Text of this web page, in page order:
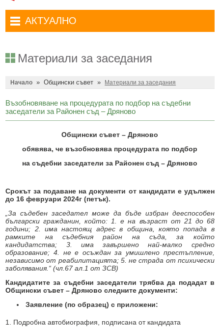
Достъп до информация
Антикорупция
Профил на купувача
Общ устройствен план
Общинско предприятие Чисто Дряново
Общинско предприятие Зелено Дряново
Финанси и бюджет
Образование
Социални дейности
Здравеопазване
Проекти по европейски програми
Туристически маршрути
Туристически информационен център
Съобщения
Материали за заседания
Начало »Общински съвет » Материали за заседания
Възобновяване на процедурата по подбор на съдебни
заседатели за Районен съд – Дряново
Общински съвет – Дряново
обявява, че възобновява процедурата по подбор
на съдебни заседатели за Районен съд – Дряново
Срокът за подаване на документи от кандидати е удължен
до 16 февруари 2024г (петък).
„За съдебен заседател може да бъде избран дееспособен
български гражданин, който: 1. е на възраст от 21 до 68
години; 2. има настоящ адрес в община, която попада в
рамките на съдебния район на съда, за който
кандидатства; 3. има завършено най-малко средно
образование; 4. не е осъждан за умишлено престъпление,
независимо от реабилитацията; 5. не страда от психически
заболявания.“ (чл.67 ал.1 от ЗСВ)
Кандидатите за съдебни заседатели трябва да подадат в
Общински съвет – Дряново следните документи:
Заявление (по образец) с приложени:
1. Подробна автобиография, подписана от кандидата
Комплексно административно обслужване
АКТУАЛНО
Въвеждане на еврото в България
Местни избори 2023 година
Общинска избирателна комисия мандат 2023-2027 г.
Преброяване 2021
COVID-19 (Коронавирус)
Приют за безстопанствени кучета
Новини
Местни данъци и такси - информация и обяви
Проверка и плащане на задължения за данъци и такси
Списъци на длъжници
Културен календар